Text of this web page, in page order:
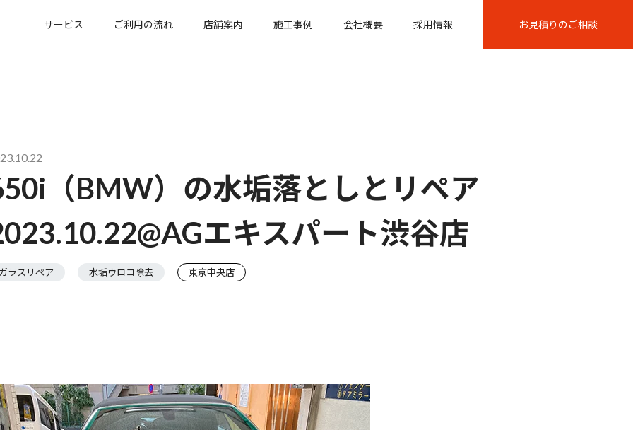
サービス ご利用の流れ 店舗案内 施工事例 会社概要 採用情報 お見積りのご相談
（BMW）の水垢落としとリペア
エキスパート渋谷店
ラスリペア 水垢ウロコ除去 東京中央店